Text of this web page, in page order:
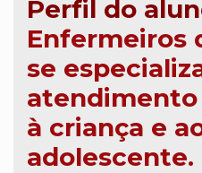
Perfil do
Enfermeiros
se
atendimento
à criança e
adolescente.